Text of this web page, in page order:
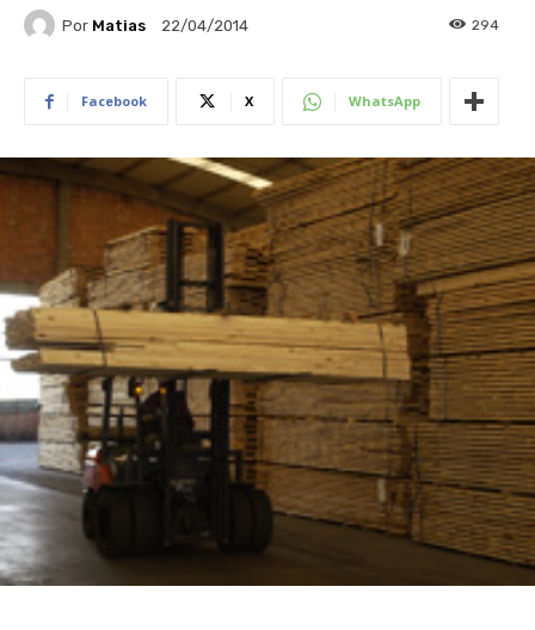
Por Matias 22/04/2014 294
Facebook X WhatsApp